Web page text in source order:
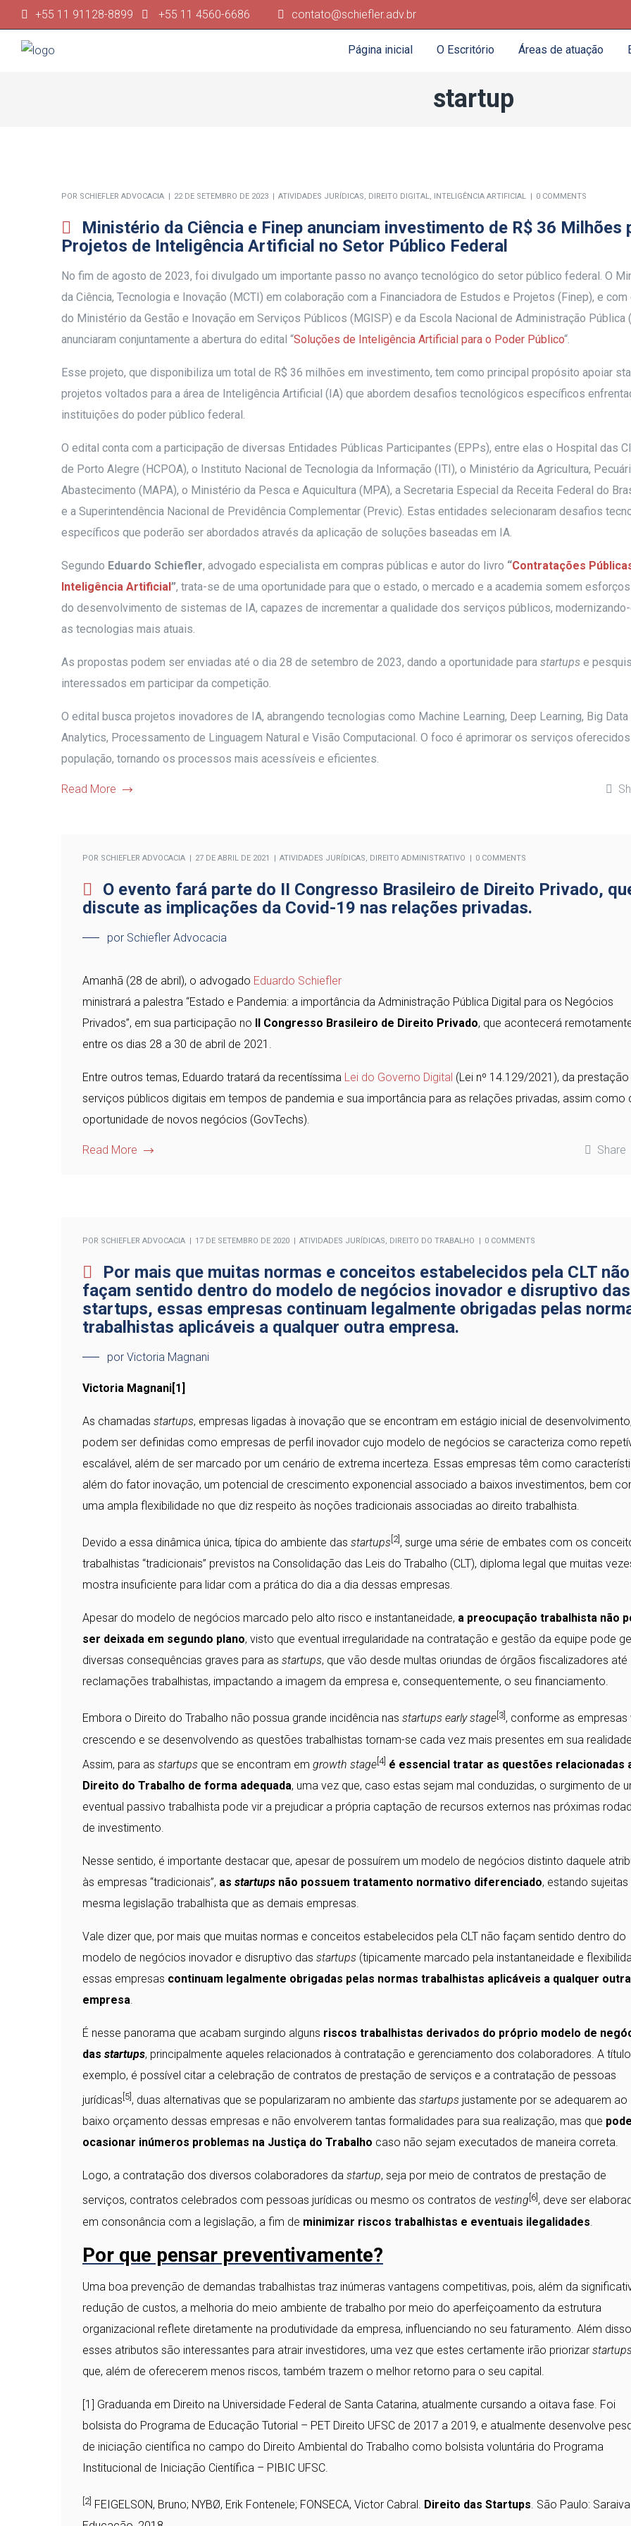
+55 11 91128-8899 +55 11 4560-6686 contato@schiefler.adv.br
Página inicial O Escritório Áreas de atuação
startup
POR SCHIEFLER ADVOCACIA 22 DE SETEMBRO DE 2023 ATIVIDADES JURÍDICAS, DIREITO DIGITAL, INTELIGÊNCIA ARTIFICIAL 0 COMMENTS
Ministério da Ciência e Finep anunciam investimento de R$ 36 Milhões
Projetos de Inteligência Artificial no Setor Público Federal
No fim de agosto de 2023, foi divulgado um importante passo no avanço tecnológico do setor público federal. O
da Ciência, Tecnologia e Inovação (MCTI) em colaboração com a Financiadora de Estudos e Projetos (Finep), e com
do Ministério da Gestão e Inovação em Serviços Públicos (MGISP) e da Escola Nacional de Administração Pública
anunciaram conjuntamente a abertura do edital “Soluções de Inteligência Artificial para o Poder Público“.
Esse projeto, que disponibiliza um total de R$ 36 milhões em investimento, tem como principal propósito apoiar
projetos voltados para a área de Inteligência Artificial (IA) que abordem desafios tecnológicos específicos
instituições do poder público federal.
O edital conta com a participação de diversas Entidades Públicas Participantes (EPPs), entre elas o Hospital das
de Porto Alegre (HCPOA), o Instituto Nacional de Tecnologia da Informação (ITI), o Ministério da Agricultura,
Abastecimento (MAPA), o Ministério da Pesca e Aquicultura (MPA), a Secretaria Especial da Receita Federal do
e a Superintendência Nacional de Previdência Complementar (Previc). Estas entidades selecionaram desafios
específicos que poderão ser abordados através da aplicação de soluções baseadas em IA.
Segundo Eduardo Schiefler, advogado especialista em compras públicas e autor do livro “Contratações
Inteligência Artificial”, trata-se de uma oportunidade para que o estado, o mercado e a academia somem
do desenvolvimento de sistemas de IA, capazes de incrementar a qualidade dos serviços públicos,
as tecnologias mais atuais.
As propostas podem ser enviadas até o dia 28 de setembro de 2023, dando a oportunidade para startups e
interessados em participar da competição.
O edital busca projetos inovadores de IA, abrangendo tecnologias como Machine Learning, Deep Learning, Big Data
Analytics, Processamento de Linguagem Natural e Visão Computacional. O foco é aprimorar os serviços
população, tornando os processos mais acessíveis e eficientes.
Read More
POR SCHIEFLER ADVOCACIA 27 DE ABRIL DE 2021 ATIVIDADES JURÍDICAS, DIREITO ADMINISTRATIVO 0 COMMENTS
O evento fará parte do II Congresso Brasileiro de Direito Privado,
discute as implicações da Covid-19 nas relações privadas.
por Schiefler Advocacia
Amanhã (28 de abril), o advogado Eduardo Schiefler
ministrará a palestra “Estado e Pandemia: a importância da Administração Pública Digital para os Negócios
Privados”, em sua participação no II Congresso Brasileiro de Direito Privado, que acontecerá
entre os dias 28 a 30 de abril de 2021.
Entre outros temas, Eduardo tratará da recentíssima Lei do Governo Digital (Lei nº 14.129/2021), da prestação
serviços públicos digitais em tempos de pandemia e sua importância para as relações privadas, assim como
oportunidade de novos negócios (GovTechs).
Read More Share
POR SCHIEFLER ADVOCACIA 17 DE SETEMBRO DE 2020 ATIVIDADES JURÍDICAS, DIREITO DO TRABALHO 0 COMMENTS
Por mais que muitas normas e conceitos estabelecidos pela CLT não
façam sentido dentro do modelo de negócios inovador e disruptivo das
startups, essas empresas continuam legalmente obrigadas pelas
trabalhistas aplicáveis a qualquer outra empresa.
por Victoria Magnani
Victoria Magnani[1]
As chamadas startups, empresas ligadas à inovação que se encontram em estágio inicial de desenvolvimento,
podem ser definidas como empresas de perfil inovador cujo modelo de negócios se caracteriza como
escalável, além de ser marcado por um cenário de extrema incerteza. Essas empresas têm como
além do fator inovação, um potencial de crescimento exponencial associado a baixos investimentos, bem
uma ampla flexibilidade no que diz respeito às noções tradicionais associadas ao direito trabalhista.
Devido a essa dinâmica única, típica do ambiente das startups [2] , surge uma série de embates com os
trabalhistas “tradicionais” previstos na Consolidação das Leis do Trabalho (CLT), diploma legal que muitas
mostra insuficiente para lidar com a prática do dia a dia dessas empresas.
Apesar do modelo de negócios marcado pelo alto risco e instantaneidade, a preocupação trabalhista não
ser deixada em segundo plano, visto que eventual irregularidade na contratação e gestão da equipe pode
diversas consequências graves para as startups, que vão desde multas oriundas de órgãos fiscalizadores até
reclamações trabalhistas, impactando a imagem da empresa e, consequentemente, o seu financiamento.
Embora o Direito do Trabalho não possua grande incidência nas startups early stage[3] , conforme as empresas
crescendo e se desenvolvendo as questões trabalhistas tornam-se cada vez mais presentes em sua realidade.
Assim, para as startups que se encontram em growth stage[4] é essencial tratar as questões relacionadas
Direito do Trabalho de forma adequada, uma vez que, caso estas sejam mal conduzidas, o surgimento de
eventual passivo trabalhista pode vir a prejudicar a própria captação de recursos externos nas próximas
de investimento.
Nesse sentido, é importante destacar que, apesar de possuírem um modelo de negócios distinto daquele
às empresas “tradicionais”, as startups não possuem tratamento normativo diferenciado, estando sujeitas
mesma legislação trabalhista que as demais empresas.
Vale dizer que, por mais que muitas normas e conceitos estabelecidos pela CLT não façam sentido dentro do
modelo de negócios inovador e disruptivo das startups (tipicamente marcado pela instantaneidade e
essas empresas continuam legalmente obrigadas pelas normas trabalhistas aplicáveis a qualquer outra
empresa.
É nesse panorama que acabam surgindo alguns riscos trabalhistas derivados do próprio modelo de
das startups, principalmente aqueles relacionados à contratação e gerenciamento dos colaboradores. A
exemplo, é possível citar a celebração de contratos de prestação de serviços e a contratação de pessoas
jurídicas [5] , duas alternativas que se popularizaram no ambiente das startups justamente por se adequarem ao
baixo orçamento dessas empresas e não envolverem tantas formalidades para sua realização, mas que
ocasionar inúmeros problemas na Justiça do Trabalho caso não sejam executados de maneira correta.
Logo, a contratação dos diversos colaboradores da startup, seja por meio de contratos de prestação de
serviços, contratos celebrados com pessoas jurídicas ou mesmo os contratos de vesting [6] , deve ser
em consonância com a legislação, a fim de minimizar riscos trabalhistas e eventuais ilegalidades
Por que pensar preventivamente?
Uma boa prevenção de demandas trabalhistas traz inúmeras vantagens competitivas, pois, além da
redução de custos, a melhoria do meio ambiente de trabalho por meio do aperfeiçoamento da estrutura
organizacional reflete diretamente na produtividade da empresa, influenciando no seu faturamento. Além
esses atributos são interessantes para atrair investidores, uma vez que estes certamente irão priorizar
que, além de oferecerem menos riscos, também trazem o melhor retorno para o seu capital.
[1] Graduanda em Direito na Universidade Federal de Santa Catarina, atualmente cursando a oitava fase. Foi
bolsista do Programa de Educação Tutorial – PET Direito UFSC de 2017 a 2019, e atualmente desenvolve
de iniciação científica no campo do Direito Ambiental do Trabalho como bolsista voluntária do Programa
Institucional de Iniciação Científica – PIBIC UFSC.
[2] FEIGELSON, Bruno; NYBØ, Erik Fontenele; FONSECA, Victor Cabral. Direito das Startups. São Paulo: Saraiva